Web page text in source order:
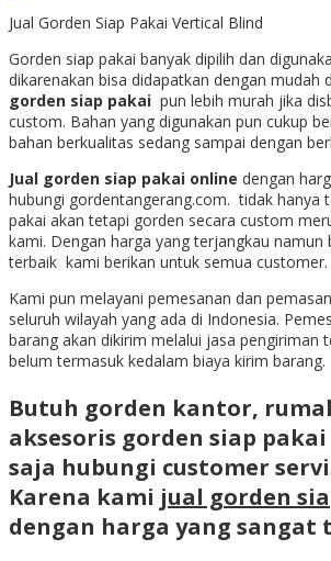
Jual Gorden Siap Pakai Vertical Blind
Gorden siap pakai banyak dipilih dan
dikarenakan bisa didapatkan dengan mudah
gorden siap pakai pun lebih murah jika
custom. Bahan yang digunakan pun cukup
bahan berkualitas sedang sampai dengan
Jual gorden siap pakai online dengan
hubungi gordentangerang.com. tidak hanya
pakai akan tetapi gorden secara custom
kami. Dengan harga yang terjangkau namun
terbaik kami berikan untuk semua customer.
Kami pun melayani pemesanan dan
seluruh wilayah yang ada di Indonesia.
barang akan dikirim melalui jasa pengiriman
belum termasuk kedalam biaya kirim barang.
Butuh gorden kantor,
aksesoris gorden siap
saja hubungi customer
Karena kami jual gorden
dengan harga yang sangat